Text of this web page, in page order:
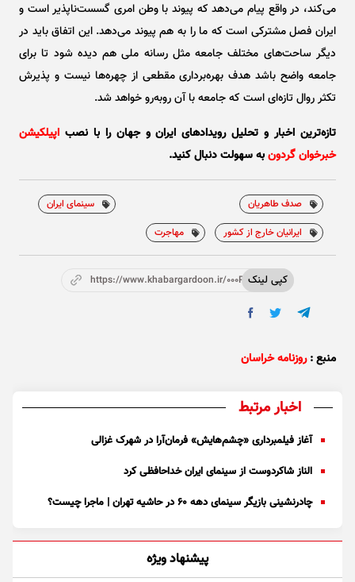
می‌کند، در واقع پیام می‌دهد که پیوند با وطن امری گسست‌ناپذیر است و
ایران فصل مشترکی است که ما را به هم پیوند می‌دهد. این اتفاق باید در
دیگر ساحت‌های مختلف جامعه مثل رسانه ملی هم دیده شود تا برای
جامعه واضح باشد هدف بهره‌برداری مقطعی از چهره‌ها نیست و پذیرش
تکثر روال تازه‌ای است که جامعه با آن روبه‌رو خواهد شد.
تازه‌ترین اخبار و تحلیل‌ رویدادهای ایران و جهان را با نصب اپیلکیشن
خبرخوان گردونبه سهولت دنبال کنید.
صدف طاهریان
سینمای ایران
ایرانیان خارج از کشور
مهاجرت
کپی لینکhttps://www.khabargardoon.ir/000P6H
منبع : روزنامه خراسان
اخبار مرتبط
آغاز فیلمبرداری «چشم‌هایش» فرمان‌آرا در شهرک غزالی
الناز شاکردوست از سینمای ایران خداحافظی کرد
چادرنشینی بازیگر سینمای دهه ۶۰ در حاشیه تهران | ماجرا چیست؟
پیشنهاد ویژه